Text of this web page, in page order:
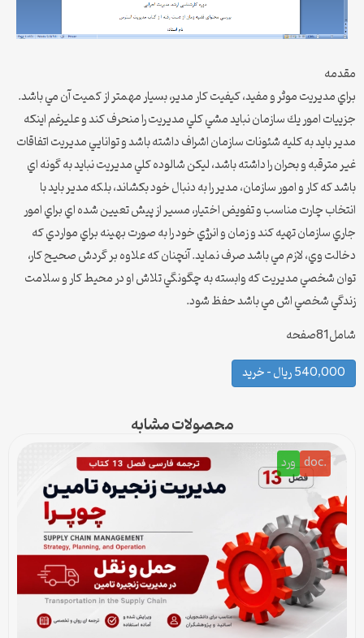
مقدمه
براي مديريت موثر و مفيد، كيفيت كار مدير، بسيار مهمتر از كميت آن مي باشد.
جزييات امور يك سازمان نبايد مشي كلي مديريت را منحرف كند و عليرغم اينكه
مدير بايد به كليه شئونات سازمان اشراف داشته باشد و توانايي مديريت اتفاقات
غير مترقبه و بحران را داشته باشد، ليكن شالوده كلي مديريت نبايد به گونه اي
باشد كه كار و امور سازمان، مدير را به دنبال خود بكشاند، بلكه مدير بايد با
انتخاب چارت مناسب و تفويض اختيار، مسير از پيش تعيين شده اي براي امور
جاري سازمان تهيه كند و زمان و انرژي خود را به صورت بهينه براي مواردي كه
دخالت وي، لازم مي باشد صرف نمايد. آنچنان كه علاوه بر گردش صحيح كار،
توان شخصي مديريت كه وابسته به چگونگي تلاش او در محيط كار و سلامت
زندگي شخصي اش مي باشد حفظ شود.
شامل81صفحه
540,000 ریال – خرید
محصولات مشابه
.doc ورد